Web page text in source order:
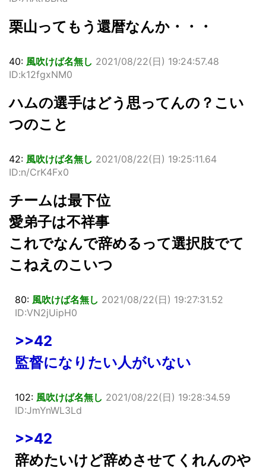
栗山ってもう還暦なんか・・・
40: 風吹けば名無し 2021/08/22(日) 19:24:57.48
ID:k12fgxNM0
ハムの選手はどう思ってんの？こい
つのこと
42: 風吹けば名無し 2021/08/22(日) 19:25:11.64
ID:n/CrK4Fx0
チームは最下位
愛弟子は不祥事
これでなんで辞めるって選択肢でて
こねえのこいつ
80: 風吹けば名無し 2021/08/22(日) 19:27:31.52
ID:VN2jUipH0
>>42
監督になりたい人がいない
102: 風吹けば名無し 2021/08/22(日) 19:28:34.59
ID:JmYnWL3Ld
>>42
辞めたいけど辞めさせてくれんのや